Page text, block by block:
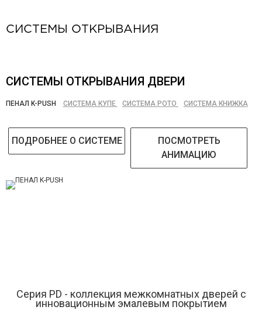
СИСТЕМЫ ОТКРЫВАНИЯ
СИСТЕМЫ ОТКРЫВАНИЯ ДВЕРИ
ПЕНАЛ K-PUSH СИСТЕМА КУПЕ СИСТЕМА РОТО СИСТЕМА КНИЖКА
ПОДРОБНЕЕ О СИСТЕМЕ
ПОСМОТРЕТЬ
АНИМАЦИЮ
Серия РD - коллекция межкомнатных дверей с
инновационным эмалевым покрытием